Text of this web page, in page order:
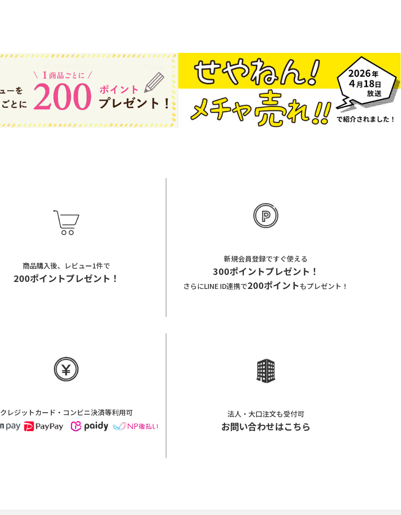
商品購入後、レビュー1件で
200ポイントプレゼント！
新規会員登録ですぐ使える
300ポイントプレゼント！
さらにLINE ID連携で200ポイントもプレゼント！
クレジットカード・コンビニ決済等利用可 法人・大口注文も受付可
お問い合わせはこちら